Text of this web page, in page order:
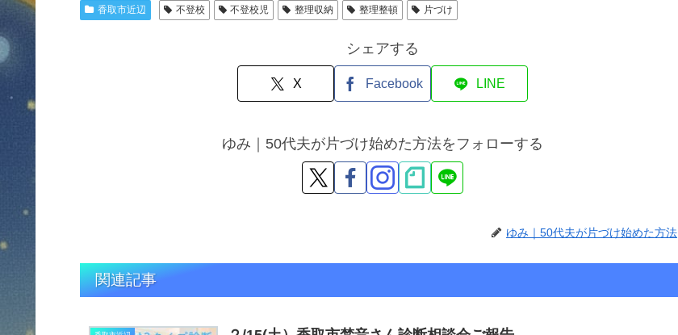
香取市近辺 不登校 不登校児 整理収納 整理整頓 片づけ
シェアする
X Facebook LINE
ゆみ｜50代夫が片づけ始めた方法をフォローする
ゆみ｜50代夫が片づけ始めた方法
関連記事